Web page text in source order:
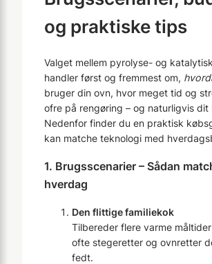
og praktiske tips
Valget mellem pyrolyse- og
handler først og fremmest om,
bruger din ovn, hvor meget tid og
ofre på rengøring – og naturligvis dit
Nedenfor finder du en praktisk
kan matche teknologi med
1. Brugsscenarier – Sådan
hverdag
Den flittige familiekok
Tilbereder flere varme
ofte stegeretter og ovnretter
fedt.